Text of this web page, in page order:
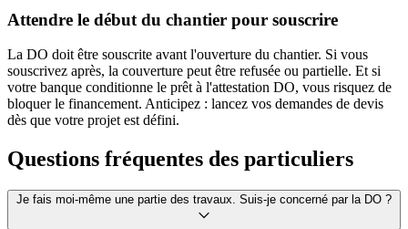
Attendre le début du chantier pour souscrire
La DO doit être souscrite avant l'ouverture du chantier. Si vous
souscrivez après, la couverture peut être refusée ou partielle. Et si
votre banque conditionne le prêt à l'attestation DO, vous risquez de
bloquer le financement. Anticipez : lancez vos demandes de devis
dès que votre projet est défini.
Questions fréquentes des particuliers
Je fais moi-même une partie des travaux. Suis-je concerné par la DO ?